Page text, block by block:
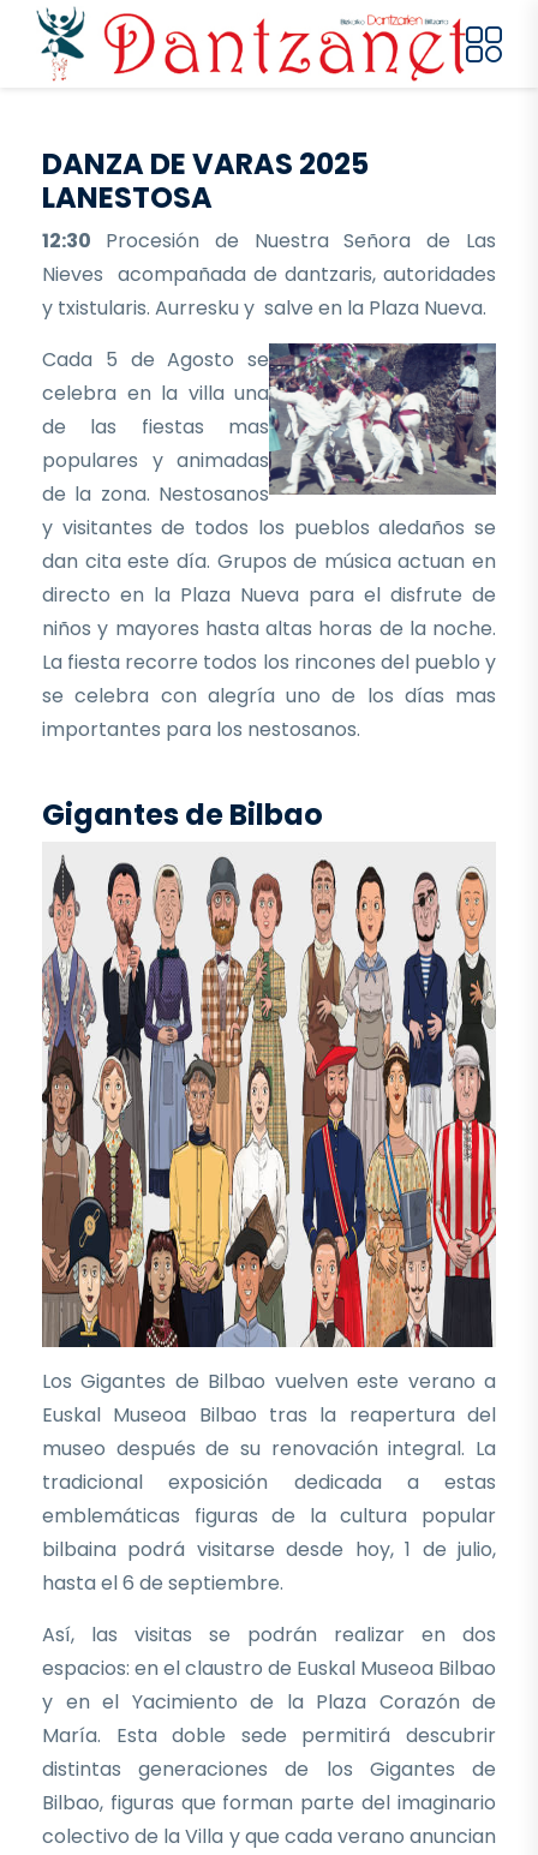
Pasar al contenido principal
DANZA DE VARAS 2025
LANESTOSA
12:30 Procesión de Nuestra Señora de Las
Nieves acompañada de dantzaris, autoridades
y txistularis. Aurresku y salve en la Plaza Nueva.
Cada 5 de Agosto se
celebra en la villa una
de las fiestas mas
populares y animadas
de la zona. Nestosanos
y visitantes de todos los pueblos aledaños se
dan cita este día. Grupos de música actuan en
directo en la Plaza Nueva para el disfrute de
niños y mayores hasta altas horas de la noche.
La fiesta recorre todos los rincones del pueblo y
se celebra con alegría uno de los días mas
importantes para los nestosanos.
Gigantes de Bilbao
Los Gigantes de Bilbao vuelven este verano a
Euskal Museoa Bilbao tras la reapertura del
museo después de su renovación integral. La
tradicional exposición dedicada a estas
emblemáticas figuras de la cultura popular
bilbaina podrá visitarse desde hoy, 1 de julio,
hasta el 6 de septiembre.
Así, las visitas se podrán realizar en dos
espacios: en el claustro de Euskal Museoa Bilbao
y en el Yacimiento de la Plaza Corazón de
María. Esta doble sede permitirá descubrir
distintas generaciones de los Gigantes de
Bilbao, figuras que forman parte del imaginario
colectivo de la Villa y que cada verano anuncian